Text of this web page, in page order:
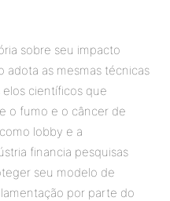
sobre seu impacto
adota as mesmas técnicas
científicos que
o fumo e o câncer de
lobby e a
financia pesquisas
seu modelo de
por parte do